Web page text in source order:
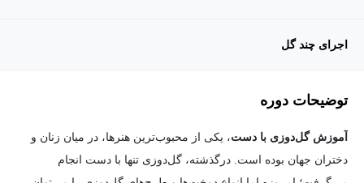
اجرای چند گل
توضیحات دوره
آموزش گل‌دوزی با دست، یکی از محبوب‌ترین هنرها، در میان زنان و
دختران جهان بوده است. درگذشته، گل‌دوزی تنها با دست انجام